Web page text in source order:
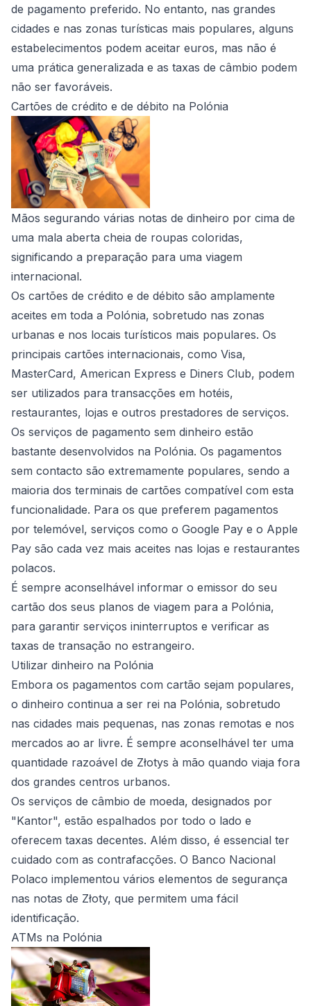
de pagamento preferido. No entanto, nas grandes
cidades e nas zonas turísticas mais populares, alguns
estabelecimentos podem aceitar euros, mas não é
uma prática generalizada e as taxas de câmbio podem
não ser favoráveis.
Cartões de crédito e de débito na Polónia
Mãos segurando várias notas de dinheiro por cima de
uma mala aberta cheia de roupas coloridas,
significando a preparação para uma viagem
internacional.
Os cartões de crédito e de débito são amplamente
aceites em toda a Polónia, sobretudo nas zonas
urbanas e nos locais turísticos mais populares. Os
principais cartões internacionais, como Visa,
MasterCard, American Express e Diners Club, podem
ser utilizados para transacções em hotéis,
restaurantes, lojas e outros prestadores de serviços.
Os serviços de pagamento sem dinheiro estão
bastante desenvolvidos na Polónia. Os pagamentos
sem contacto são extremamente populares, sendo a
maioria dos terminais de cartões compatível com esta
funcionalidade. Para os que preferem pagamentos
por telemóvel, serviços como o Google Pay e o Apple
Pay são cada vez mais aceites nas lojas e restaurantes
polacos.
É sempre aconselhável informar o emissor do seu
cartão dos seus planos de viagem para a Polónia,
para garantir serviços ininterruptos e verificar as
taxas de transação no estrangeiro.
Utilizar dinheiro na Polónia
Embora os pagamentos com cartão sejam populares,
o dinheiro continua a ser rei na Polónia, sobretudo
nas cidades mais pequenas, nas zonas remotas e nos
mercados ao ar livre. É sempre aconselhável ter uma
quantidade razoável de Złotys à mão quando viaja fora
dos grandes centros urbanos.
Os serviços de câmbio de moeda, designados por
"Kantor", estão espalhados por todo o lado e
oferecem taxas decentes. Além disso, é essencial ter
cuidado com as contrafacções. O Banco Nacional
Polaco implementou vários elementos de segurança
nas notas de Złoty, que permitem uma fácil
identificação.
ATMs na Polónia